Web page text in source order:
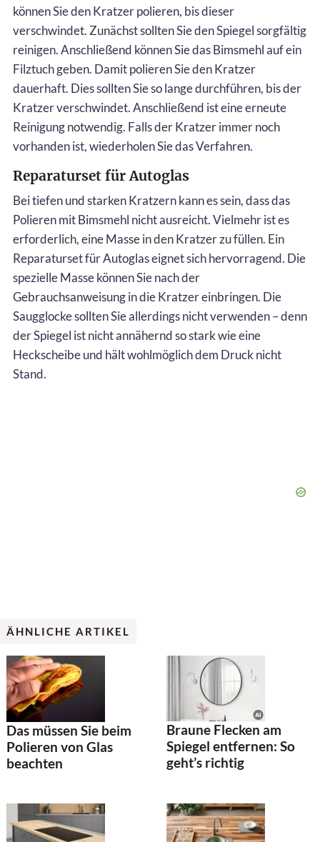
können Sie den Kratzer polieren, bis dieser
verschwindet. Zunächst sollten Sie den Spiegel sorgfältig
reinigen. Anschließend können Sie das Bimsmehl auf ein
Filztuch geben. Damit polieren Sie den Kratzer
dauerhaft. Dies sollten Sie so lange durchführen, bis der
Kratzer verschwindet. Anschließend ist eine erneute
Reinigung notwendig. Falls der Kratzer immer noch
vorhanden ist, wiederholen Sie das Verfahren.
Reparaturset für Autoglas
Bei tiefen und starken Kratzern kann es sein, dass das
Polieren mit Bimsmehl nicht ausreicht. Vielmehr ist es
erforderlich, eine Masse in den Kratzer zu füllen. Ein
Reparaturset für Autoglas eignet sich hervorragend. Die
spezielle Masse können Sie nach der
Gebrauchsanweisung in die Kratzer einbringen. Die
Saugglocke sollten Sie allerdings nicht verwenden – denn
der Spiegel ist nicht annähernd so stark wie eine
Heckscheibe und hält wohlmöglich dem Druck nicht
Stand.
ÄHNLICHE ARTIKEL
Das müssen Sie beim
Polieren von Glas
beachten
Braune Flecken am
Spiegel entfernen: So
geht’s richtig